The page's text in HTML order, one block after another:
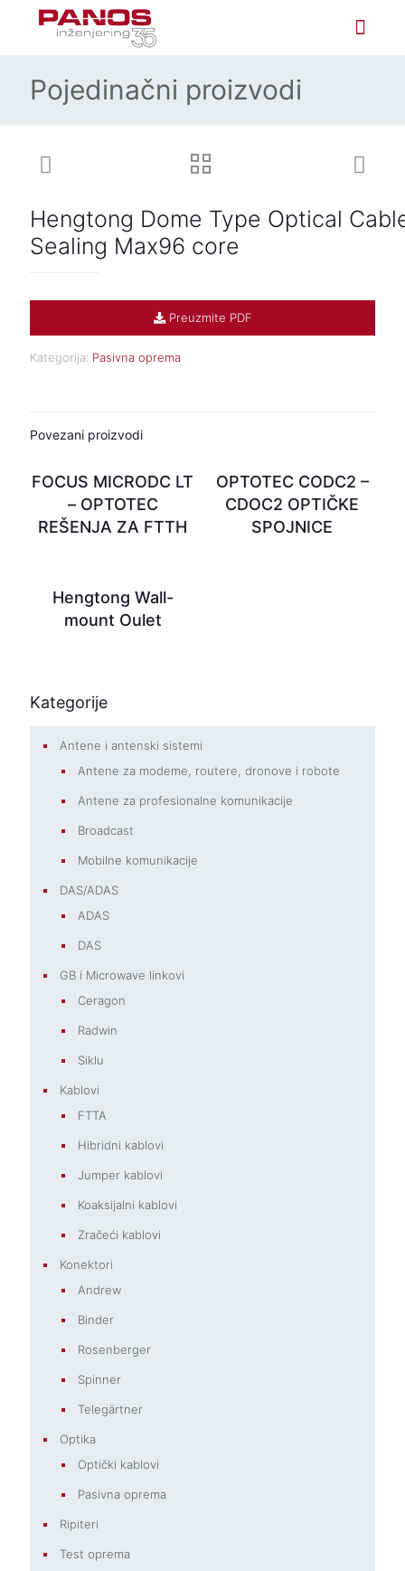
Pojedinačni proizvodi
Hengtong Dome Type Optical
Sealing Max96 core
Preuzmite PDF
Kategorija: Pasivna oprema
Povezani proizvodi
FOCUS MICRODC LT
– OPTOTEC
REŠENJA ZA FTTH
OPTOTEC CODC2 –
CDOC2 OPTIČKE
SPOJNICE
Hengtong Wall-
mount Oulet
Kategorije
Antene i antenski sistemi
Antene za modeme, routere, dronove i robote
Antene za profesionalne komunikacije
Broadcast
Mobilne komunikacije
DAS/ADAS
ADAS
DAS
GB i Microwave linkovi
Ceragon
Radwin
Siklu
Kablovi
FTTA
Hibridni kablovi
Jumper kablovi
Koaksijalni kablovi
Zračeći kablovi
Konektori
Andrew
Binder
Rosenberger
Spinner
Telegärtner
Optika
Optički kablovi
Pasivna oprema
Ripiteri
Test oprema